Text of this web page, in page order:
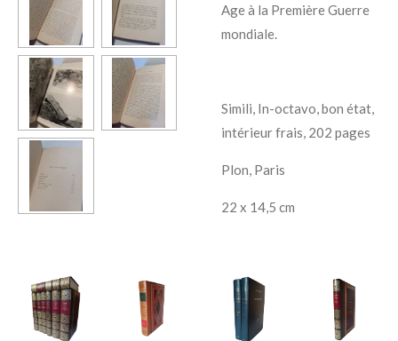
Age à la Première Guerre
mondiale.
Simili, In-octavo, bon état,
intérieur frais, 202 pages
Plon, Paris
22 x 14,5 cm